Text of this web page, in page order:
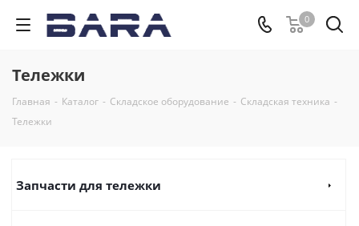
0
Тележки
Главная - Каталог - Складское оборудование - Складская техника -
Тележки
Запчасти для тележки